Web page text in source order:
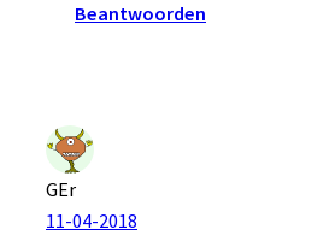
Beantwoorden
GEr
11-04-2018